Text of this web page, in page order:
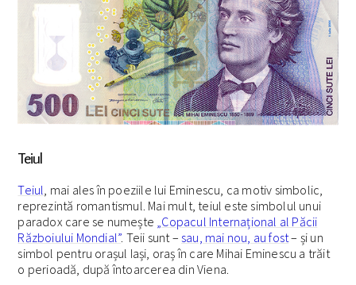
Teiul
Teiul, mai ales în poeziile lui Eminescu, ca motiv simbolic,
reprezintă romantismul. Mai mult, teiul este simbolul unui
paradox care se numește „Copacul Internațional al Păcii
Războiului Mondial”. Teii sunt –sau, mai nou, au fost– și un
simbol pentru orașul Iași, oraș în care Mihai Eminescu a trăit
o perioadă, după întoarcerea din Viena.